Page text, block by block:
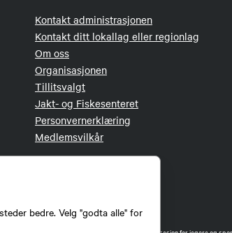
bedre. Velg "godta alle" for
Kontakt administrasjonen
Kontakt ditt lokallag eller regionlag
Om oss
Organisasjonen
Tillitsvalgt
Jakt- og Fiskesenteret
Personvernerklæring
Medlemsvilkår